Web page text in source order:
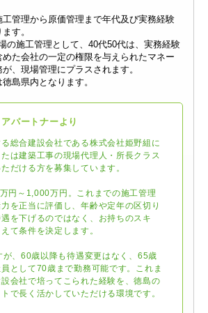
管理から原価管理まで年代及び実務経験
す。
の施工管理として、40代50代は、実務経験
た会社の一定の権限を与えられたマネー
、現場管理にプラスされます。
島県内となります。
パートナーより
総合建設会社である株式会社姫野組に
は建築工事の現場代理人・所長クラス
だける方を募集しています。
円～1,000万円。これまでの施工管理
を正当に評価し、年齢や定年の区切り
を下げるのではなく、お持ちのスキ
て条件を決定します。
が、60歳以降も待遇変更はなく、65歳
として70歳まで勤務可能です。これま
会社で培ってこられた経験を、徳島の
で長く活かしていただける環境です。